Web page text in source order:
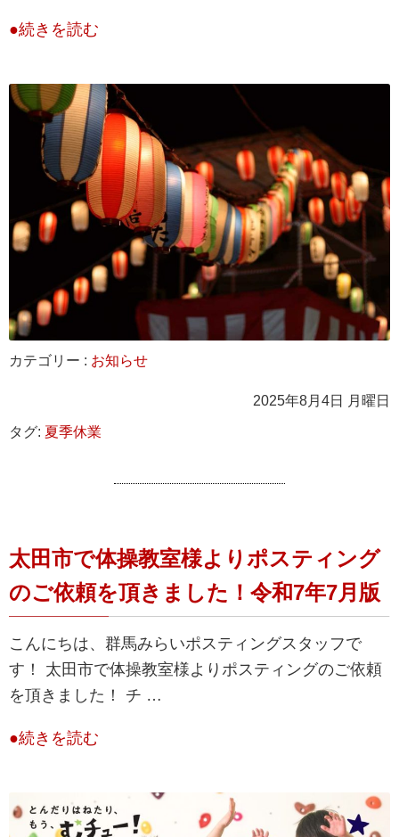
●続きを読む
カテゴリー : お知らせ
2025年8月4日 月曜日
タグ: 夏季休業
太田市で体操教室様よりポスティング
のご依頼を頂きました！令和7年7月版
こんにちは、群馬みらいポスティングスタッフで
す！ 太田市で体操教室様よりポスティングのご依頼
を頂きました！ チ …
●続きを読む